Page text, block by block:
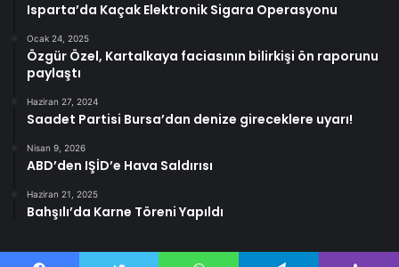
Isparta’da Kaçak Elektronik Sigara Operasyonu
Ocak 24, 2025
Özgür Özel, Kartalkaya faciasının bilirkişi ön raporunu
paylaştı
Haziran 27, 2024
Saadet Partisi Bursa’dan denize gireceklere uyarı!
Nisan 9, 2026
ABD’den IŞİD’e Hava Saldırısı
Haziran 21, 2025
Bahşılı’da Karne Töreni Yapıldı